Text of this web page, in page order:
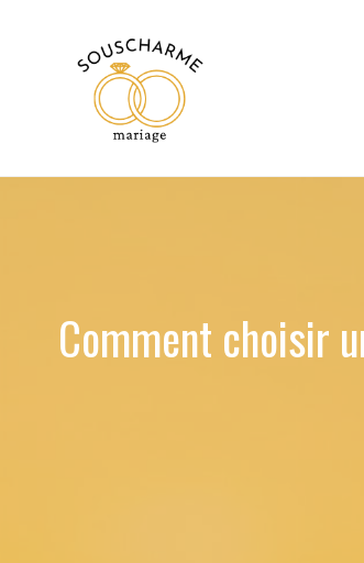
Comment choisir